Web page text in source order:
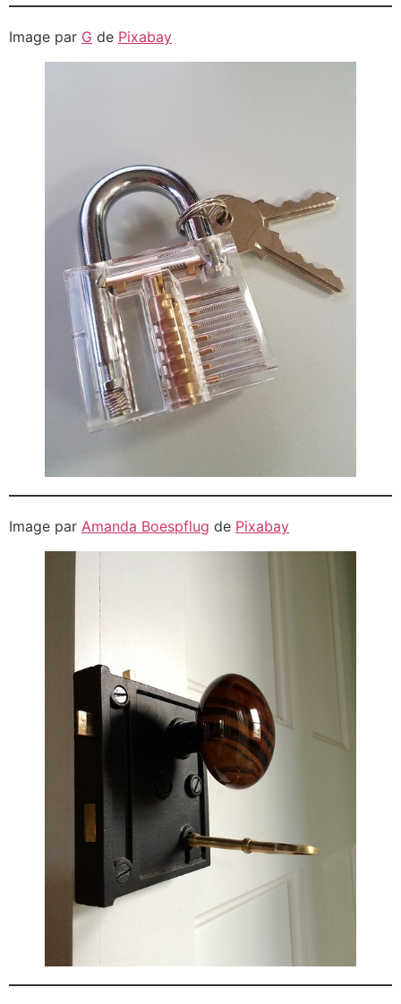
Image par G de Pixabay
Image par Amanda Boespflug de Pixabay